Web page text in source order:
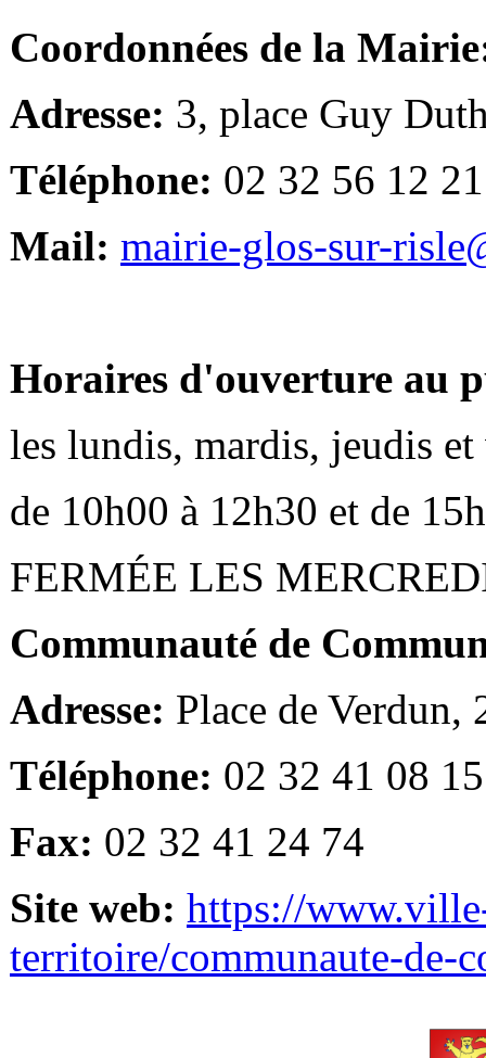
Coordonnées de la
Adresse: 3, place Guy
Téléphone: 02 32 56 12 21
Mail: mairie-glos-sur-
Horaires d'ouverture au
les lundis, mardis, jeudis et
de 10h00 à 12h30 et de
FERMÉE LES
Communauté de
Adresse: Place de Verdun,
Téléphone: 02 32 41 08 15
Fax: 02 32 41 24 74
Site web: https://
territoire/communaute-de-